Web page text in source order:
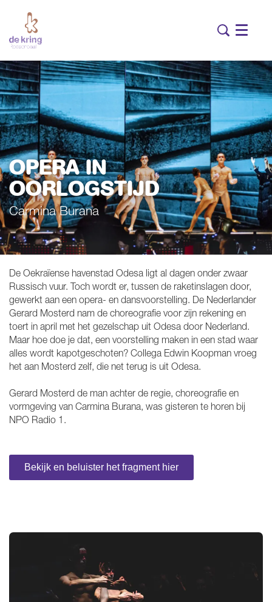
Menu
OPERA IN
OORLOGSTIJD
Carmina Burana
De Oekraïense havenstad Odesa ligt al dagen onder zwaar
Russisch vuur. Toch wordt er, tussen de raketinslagen door,
gewerkt aan een opera- en dansvoorstelling. De Nederlander
Gerard Mosterd nam de choreografie voor zijn rekening en
toert in april met het gezelschap uit Odesa door Nederland.
Maar hoe doe je dat, een voorstelling maken in een stad waar
alles wordt kapotgeschoten? Collega Edwin Koopman vroeg
het aan Mosterd zelf, die net terug is uit Odesa.
Gerard Mosterd de man achter de regie, choreografie en
vormgeving van Carmina Burana, was gisteren te horen bij
NPO Radio 1.
Bekijk en beluister het fragment hier